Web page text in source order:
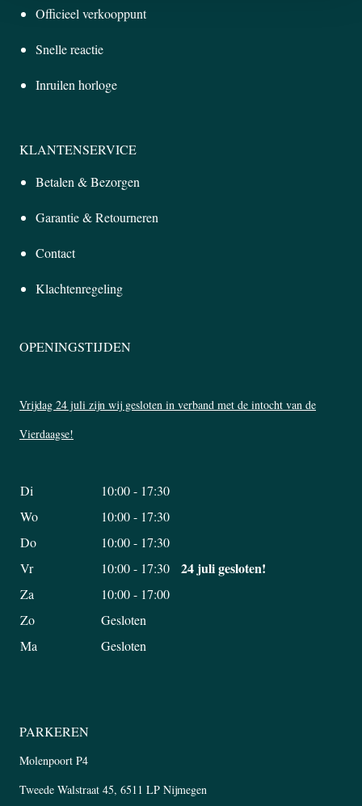
Officieel verkooppunt
Snelle reactie
Inruilen horloge
KLANTENSERVICE
Betalen & Bezorgen
Garantie & Retourneren
Contact
Klachtenregeling
OPENINGSTIJDEN
Vrijdag 24 juli zijn wij gesloten in verband met de intocht van de
Vierdaagse!
Di
10:00 - 17:30
Wo
10:00 - 17:30
Do
10:00 - 17:30
Vr
10:00 - 17:30 24 juli gesloten!
Za
10:00 - 17:00
Zo
Gesloten
Ma
Gesloten
PARKEREN
Molenpoort P4
Tweede Walstraat 45, 6511 LP Nijmegen